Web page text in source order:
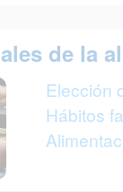
de la
Elección
Hábitos